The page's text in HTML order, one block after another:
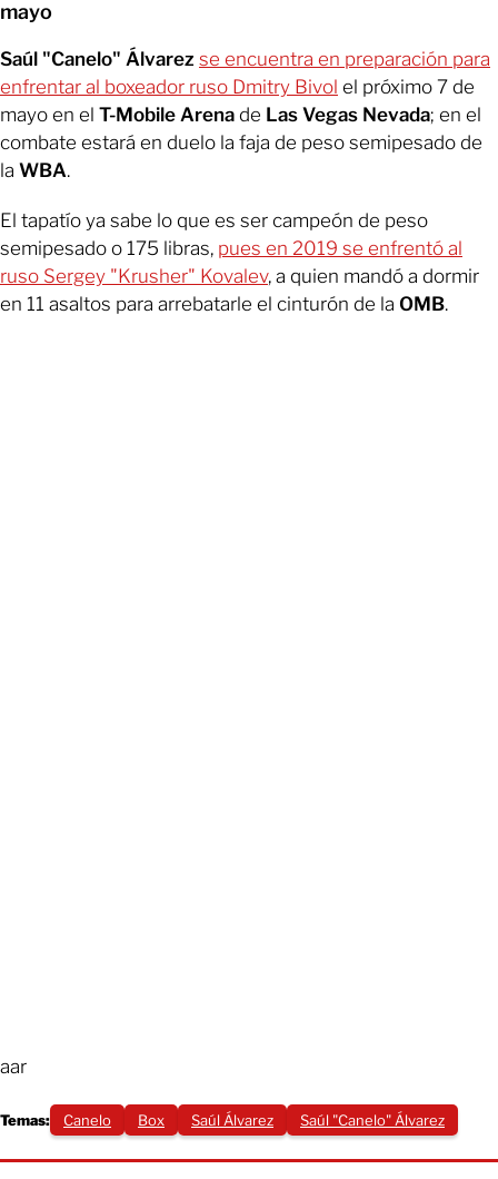
mayo
Saúl "Canelo" Álvarez se encuentra en preparación para
enfrentar al boxeador ruso Dmitry Bivol el próximo 7 de
mayo en el T-Mobile Arena de Las Vegas Nevada; en el
combate estará en duelo la faja de peso semipesado de
la WBA.
El tapatío ya sabe lo que es ser campeón de peso
semipesado o 175 libras, pues en 2019 se enfrentó al
ruso Sergey "Krusher" Kovalev, a quien mandó a dormir
en 11 asaltos para arrebatarle el cinturón de la OMB.
aar
Temas: Canelo Box Saúl Álvarez Saúl "Canelo" Álvarez